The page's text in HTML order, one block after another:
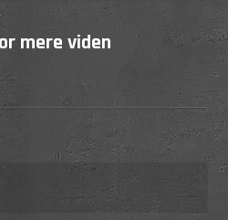
mere viden